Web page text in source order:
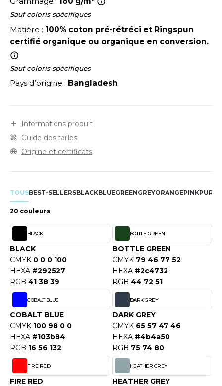
IN EUROPE
LABEL / TEAR AWAY
VETEMENTS
SHIRT
SHIRT
PROFESSIONNELLE
- BLOUSON
OF THE LOOM
OF THE LOOM VINTAGE
- BLANKS
COOL
HOODS
T'S
Sauf coloris spécifiques
Matière : 100% coton pré-rétréci et Ringspun
certifié organique ou organique en conversion.
Sauf coloris spécifiques
Pays d’origine : Bangladesh
Informations produit
Guide des tailles
Origine et certificats
TOUSBEST-SELLERSBLACKBLUEGREENGREYORANGEPINK
20 couleurs
BLACK
BLACK
CMYK 0 0 0 100
HEXA #292527
RGB 41 38 39
BOTTLE GREEN
BOTTLE GREEN
CMYK 79 46 77 52
HEXA #2c4732
RGB 44 72 51
COBALT BLUE
COBALT BLUE
CMYK 100 98 0 0
HEXA #103b84
RGB 16 56 132
DARK GREY
DARK GREY
CMYK 65 57 47 46
HEXA #4b4a50
RGB 75 74 80
FIRE RED
FIRE RED
HEATHER GREY
HEATHER GREY